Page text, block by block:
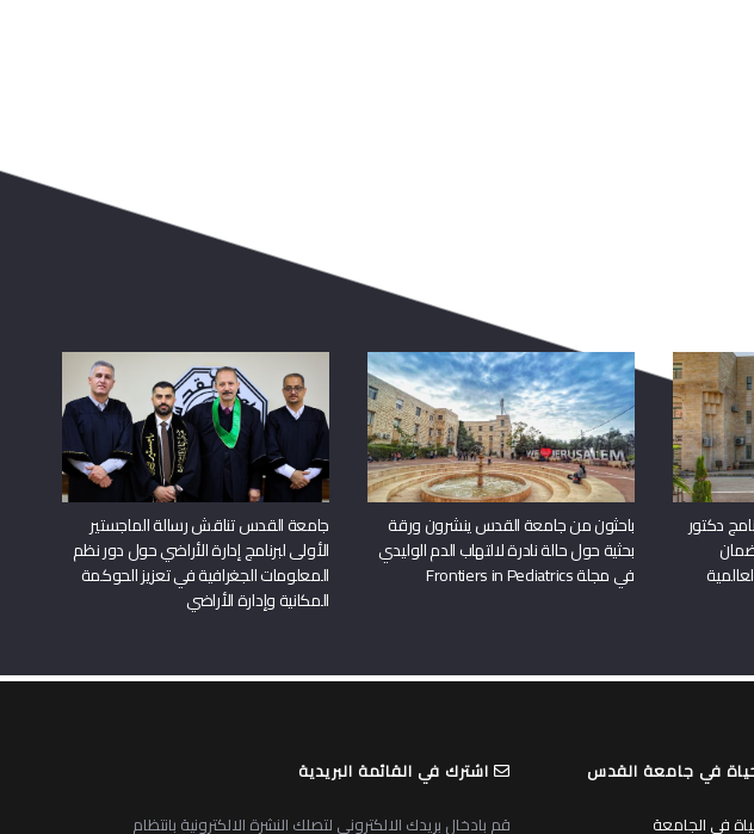
دكتور
باحثون من جامعة القدس ينشرون ورقة
بحثية حول حالة نادرة لالتهاب الدم الوليدي
في مجلة Frontiers in Pediatrics
جامعة القدس تناقش رسالة الماجستير
الأولى لبرنامج إدارة الأراضي حول دور نظم
المعلومات الجغرافية في تعزيز الحوكمة
المكانية وإدارة الأراضي
في جامعة القدس
في الجامعة
اشترك في القائمة البريدية
قم بادخال بريدك الالكتروني لتصلك النشرة الالكترونية بانتظام